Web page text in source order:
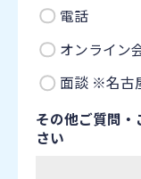
電話
オンライン
面談 ※名古
その他ご質問
さい